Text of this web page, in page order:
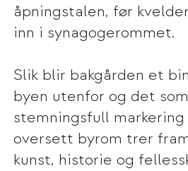
åpningstalen, før
inn i synagogerommet.
Slik blir bakgården et
byen utenfor og det
stemningsfull
oversett byrom trer
kunst, historie og